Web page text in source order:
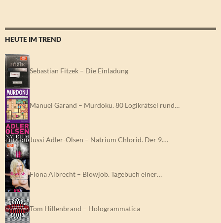
HEUTE IM TREND
Sebastian Fitzek – Die Einladung
Manuel Garand – Murdoku. 80 Logikrätsel rund…
Jussi Adler-Olsen – Natrium Chlorid. Der 9.…
Fiona Albrecht – Blowjob. Tagebuch einer…
Tom Hillenbrand – Hologrammatica